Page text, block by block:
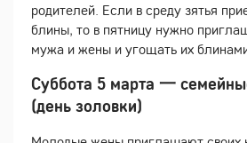
родителей. Если в среду зятья
блины, то в пятницу нужно
мужа и жены и угощать их
Суббота 5 марта 一
(день золовки)